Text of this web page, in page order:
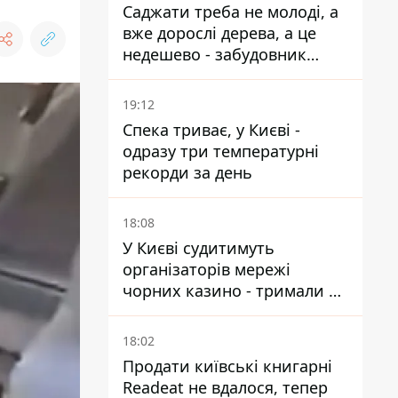
Саджати треба не молоді, а
вже дорослі дерева, а це
недешево - забудовник
Ніконов
19:12
Спека триває, у Києві -
одразу три температурні
рекорди за день
18:08
У Києві судитимуть
організаторів мережі
чорних казино - тримали 39
закладів
18:02
Продати київські книгарні
Readeat не вдалося, тепер